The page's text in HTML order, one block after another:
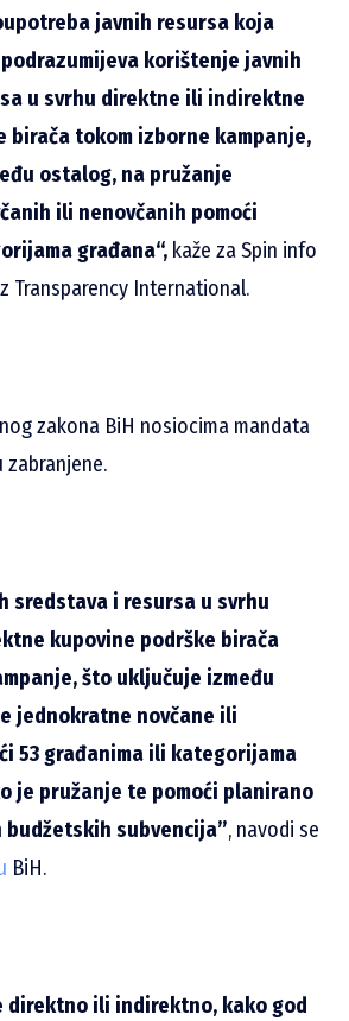
javnih resursa koja
korištenje javnih
u svrhu direktne ili indirektne
birača tokom izborne kampanje,
ostalog, na pružanje
ili nenovčanih pomoći
građana“, kaže za Spin info
Transparency International.
zakona BiH nosiocima mandata
sredstava i resursa u svrhu
kupovine podrške birača
što uključuje između
jednokratne novčane ili
53 građanima ili kategorijama
je pružanje te pomoći planirano
budžetskih subvencija”, navodi se
BiH.
direktno ili indirektno, kako god